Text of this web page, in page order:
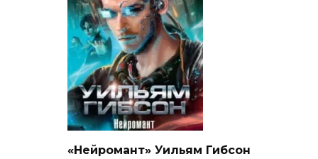
«Нейромант» Уильям Гибсон